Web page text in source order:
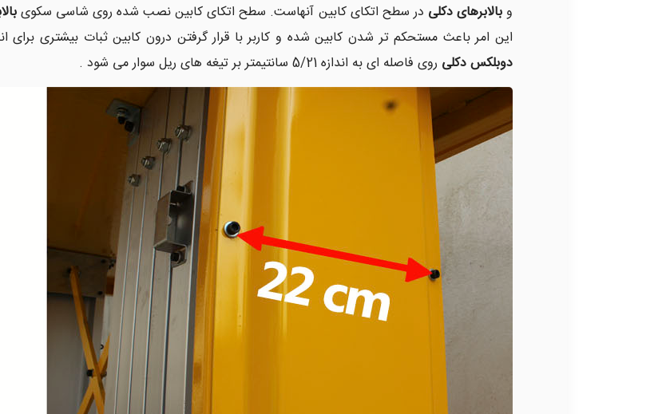
وبالابرهای دکلی در سطح اتکای کابین آنهاست. سطح اتکای کابین نصب شده روی شاسی سکوی
این امر باعث مستحکم تر شدن کابین شده و کاربر با قرار گرفتن درون کابین ثبات بیشتری برای
دوبلکس دکلی روی فاصله ای به اندازه 5/21 سانتیمتر بر تیغه های ریل سوار می شود .